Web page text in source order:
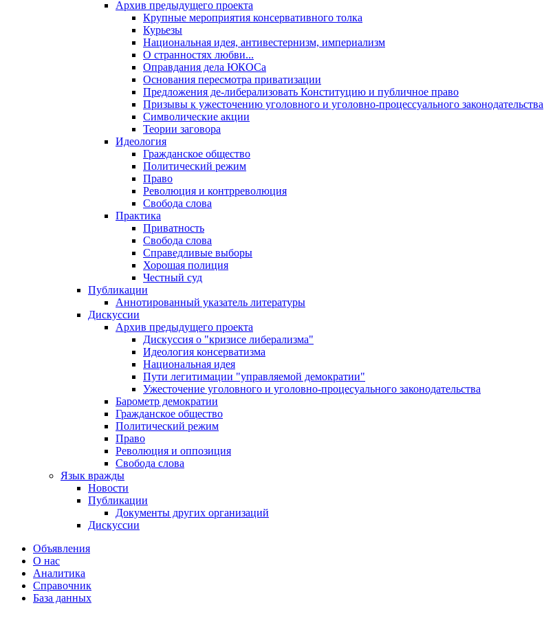
Архив предыдущего проекта
Крупные мероприятия консервативного толка
Курьезы
Национальная идея, антивестернизм, империализм
О странностях любви...
Оправдания дела ЮКОСа
Основания пересмотра приватизации
Предложения де-либерализовать Конституцию и публичное право
Призывы к ужесточению уголовного и уголовно-процессуального законодательства
Символические акции
Теории заговора
Идеология
Гражданское общество
Политический режим
Право
Революция и контрреволюция
Свобода слова
Практика
Приватность
Свобода слова
Справедливые выборы
Хорошая полиция
Честный суд
Публикации
Аннотированный указатель литературы
Дискуссии
Архив предыдущего проекта
Дискуссия о "кризисе либерализма"
Идеология консерватизма
Национальная идея
Пути легитимации "управляемой демократии"
Ужесточение уголовного и уголовно-процесуального законодательства
Барометр демократии
Гражданское общество
Политический режим
Право
Революция и оппозиция
Свобода слова
Язык вражды
Новости
Публикации
Документы других организаций
Дискуссии
Объявления
О нас
Аналитика
Справочник
База данных